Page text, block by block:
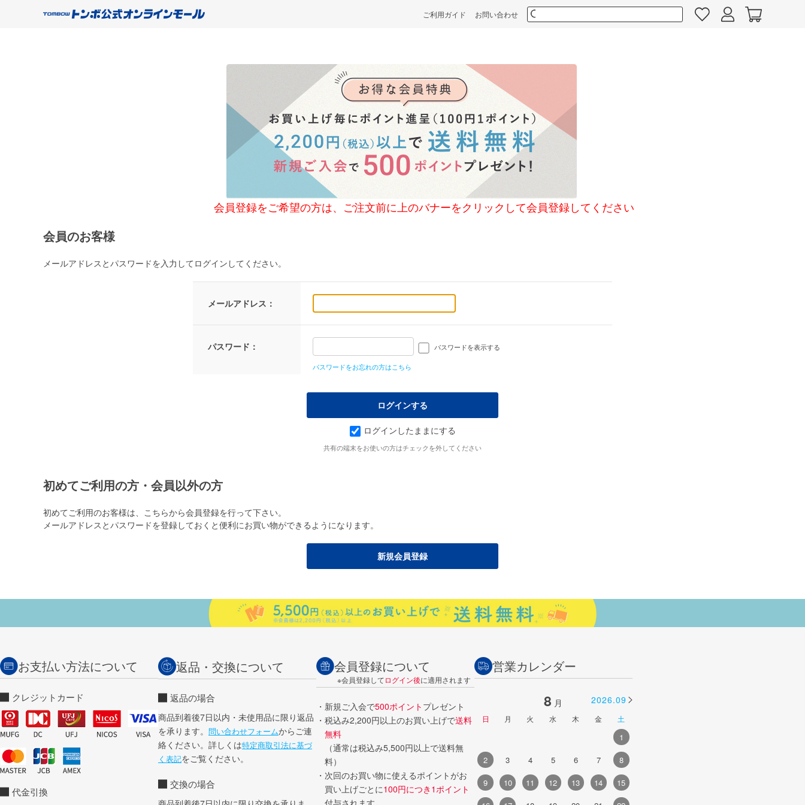
ご利用ガイド お問い合わせ
会員登録をご希望の方は、ご注文前に上のバナーをクリックして会員登録してください
会員のお客様
メールアドレスとパスワードを入力してログインしてください。
メールアドレス：
パスワード： パスワードを表示する
パスワードをお忘れの方はこちら
ログインしたままにする
共有の端末をお使いの方はチェックを外してください
初めてご利用の方・会員以外の方
初めてご利用のお客様は、こちらから会員登録を行って下さい。
メールアドレスとパスワードを登録しておくと便利にお買い物ができるようになります。
お支払い方法について
クレジットカード
代金引換
返品・交換について
返品の場合
商品到着後7日以内・未使用品に限り返品
を承ります。 問い合わせフォームからご連
絡ください。詳しくは特定商取引法に基づ
く表記をご覧ください。
交換の場合
会員登録について
※会員登録してログイン後に適用されます
・新規ご入会で500ポイント プレゼント
・税込み2,200円以上のお買い上げで送料
無料
（通常は税込み5,500円以上で送料無
料）
・次回のお買い物に使えるポイントがお
買い上げごとに100円につき1ポイント
付与されます。
営業カレンダー
8 月 2026.09
日 月 火 水 木 金 土
1
2
3 4 5 6 7
8
9
10 11 12 13 14
15